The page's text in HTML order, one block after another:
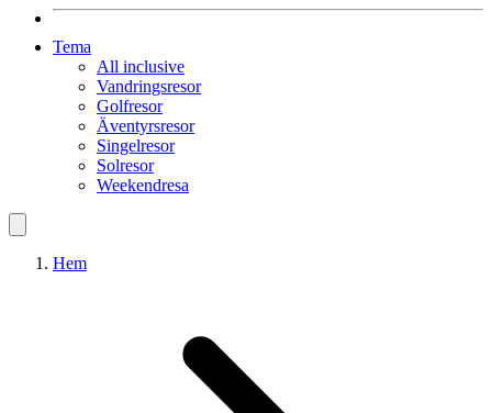
Tema
All inclusive
Vandringsresor
Golfresor
Äventyrsresor
Singelresor
Solresor
Weekendresa
Hem